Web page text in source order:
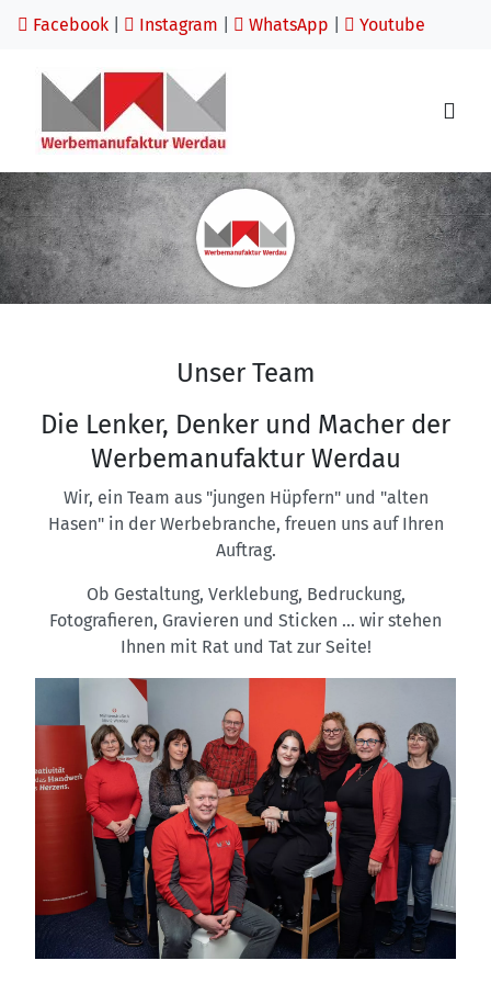
Facebook Instagram WhatsApp Youtube
Unser Team
Die Lenker, Denker und Macher der
Werbemanufaktur Werdau
Wir, ein Team aus "jungen Hüpfern" und "alten
Hasen" in der Werbebranche, freuen uns auf Ihren
Auftrag.
Ob Gestaltung, Verklebung, Bedruckung,
Fotografieren, Gravieren und Sticken ... wir stehen
Ihnen mit Rat und Tat zur Seite!